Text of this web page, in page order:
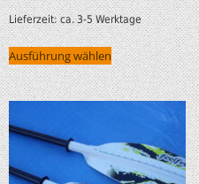
Lieferzeit:ca. 3-5 Werktage
Ausführung wählen